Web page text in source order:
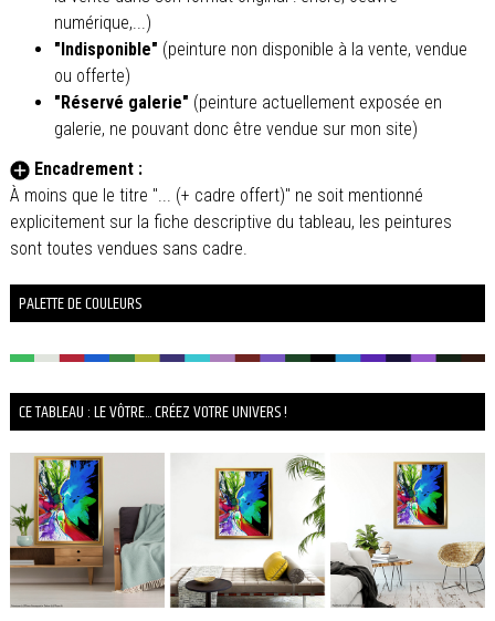
numérique,...)
"Indisponible" (peinture non disponible à la vente, vendue
ou offerte)
"Réservé galerie" (peinture actuellement exposée en
galerie, ne pouvant donc être vendue sur mon site)
Encadrement :
À moins que le titre "... (+ cadre offert)" ne soit mentionné
explicitement sur la fiche descriptive du tableau, les peintures
sont toutes vendues sans cadre.
PALETTE DE COULEURS
CE TABLEAU : LE VÔTRE... CRÉEZ VOTRE UNIVERS !